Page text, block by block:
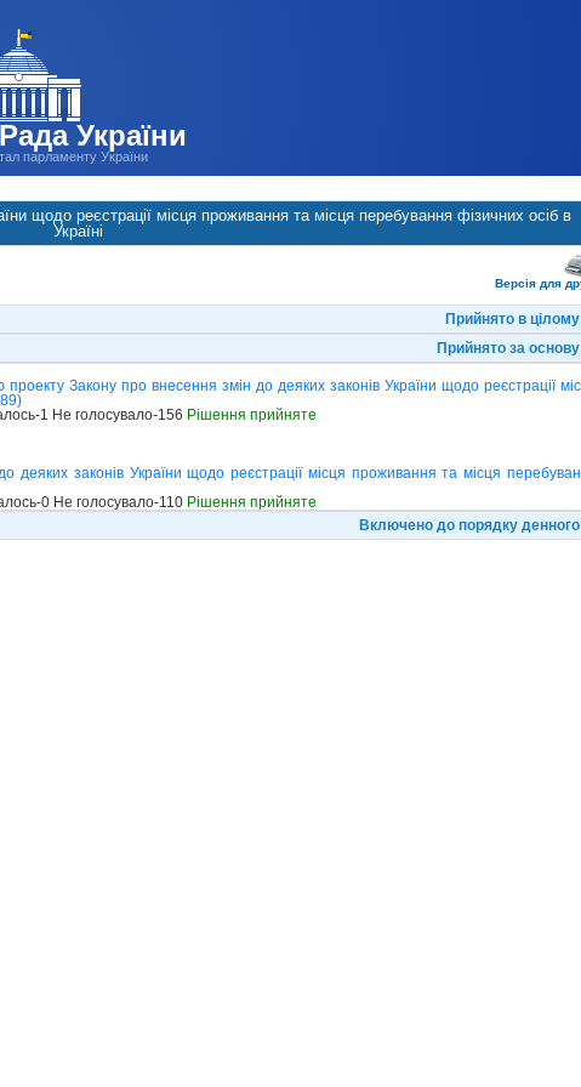
України
парламенту України
щодо реєстрації місця проживання та місця перебування фізичних осіб в
Україні
Версія для
Прийнято в цілому
Прийнято за основу
Закону про внесення змін до деяких законів України щодо реєстрації
1 Не голосувало-156 Рішення прийняте
деяких законів України щодо реєстрації місця проживання та місця
0 Не голосувало-110 Рішення прийняте
Включено до порядку денного